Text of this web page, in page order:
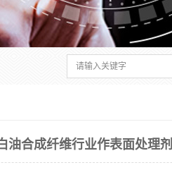
油合成纤维行业作表面处理剂